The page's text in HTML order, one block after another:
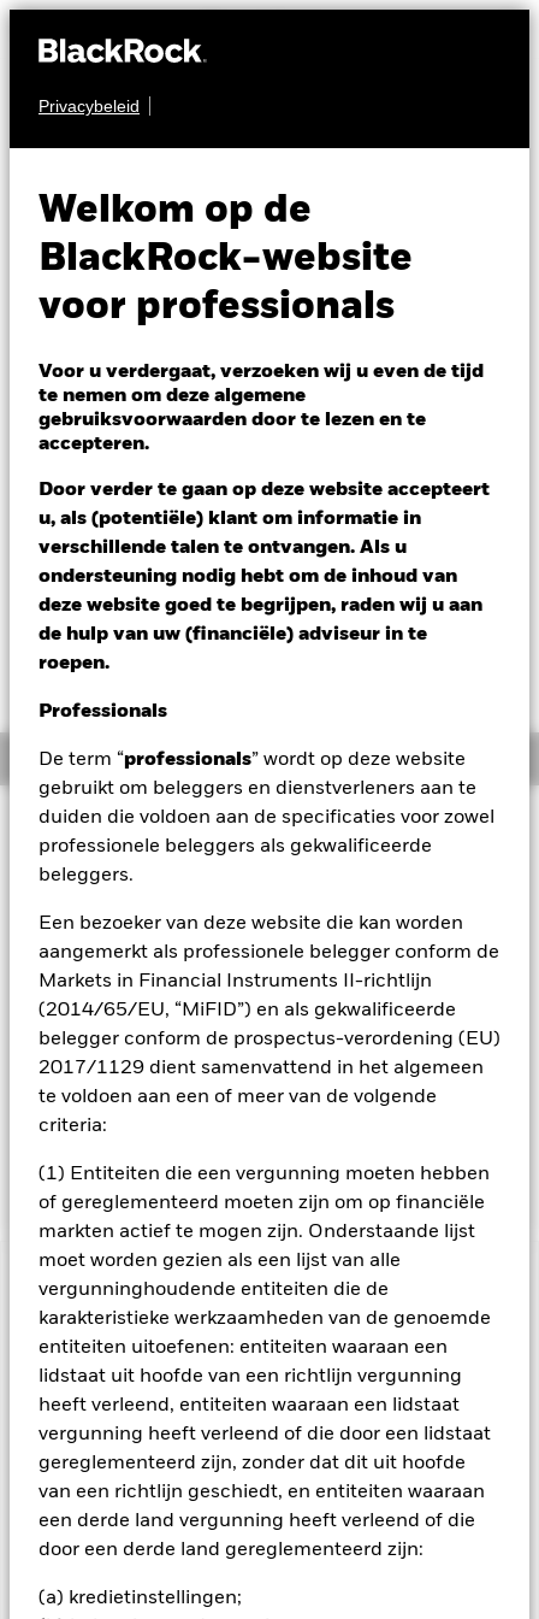
Privacybeleid
Welkom op de
BlackRock-website
voor professionals
Voor u verdergaat, verzoeken wij u even de tijd
te nemen om deze algemene
gebruiksvoorwaarden door te lezen en te
accepteren.
Door verder te gaan op deze website accepteert
u, als (potentiële) klant om informatie in
verschillende talen te ontvangen. Als u
ondersteuning nodig hebt om de inhoud van
deze website goed te begrijpen, raden wij u aan
de hulp van uw (financiële) adviseur in te
roepen.
Professionals
De term “professionals” wordt op deze website
gebruikt om beleggers en dienstverleners aan te
duiden die voldoen aan de specificaties voor zowel
professionele beleggers als gekwalificeerde
beleggers.
Een bezoeker van deze website die kan worden
aangemerkt als professionele belegger conform de
Markets in Financial Instruments II-richtlijn
(2014/65/EU, “MiFID”) en als gekwalificeerde
belegger conform de prospectus-verordening (EU)
2017/1129 dient samenvattend in het algemeen
te voldoen aan een of meer van de volgende
criteria:
(1) Entiteiten die een vergunning moeten hebben
of gereglementeerd moeten zijn om op financiële
markten actief te mogen zijn. Onderstaande lijst
moet worden gezien als een lijst van alle
vergunninghoudende entiteiten die de
karakteristieke werkzaamheden van de genoemde
entiteiten uitoefenen: entiteiten waaraan een
lidstaat uit hoofde van een richtlijn vergunning
heeft verleend, entiteiten waaraan een lidstaat
vergunning heeft verleend of die door een lidstaat
gereglementeerd zijn, zonder dat dit uit hoofde
van een richtlijn geschiedt, en entiteiten waaraan
een derde land vergunning heeft verleend of die
door een derde land gereglementeerd zijn:
(a) kredietinstellingen;
OBLIGATIES
Government Bond
Fund
USD 11,55
Variatie 52wk: 11,35 - 11,78
Verandering NAV 1 dag per 05/aug/2026
USD 0,01 (0,09%)
Morningstar Rating
Overzicht
Beleggingsdoel
Het Fonds streeft naar een maximaal rendement op uw
belegging door een combinatie van kapitaalgroei en
overeenstemming is met de principes van duurzaam
beleggen en een beleggingsbeleid dat rekening houdt met
criteria op het vlak van milieu, maatschappij en governance
(ESG). Het Fonds belegt wereldwijd minstens 70% van zijn
obligaties en geldmarktinstrumenten (d.w.z. schuldeffecten
met korte looptijden). De totale activa van het Fonds worden
belegd in overeenstemming met zijn ESG-beleid zoals
uiteengezet in het prospectus. Raadpleeg voor meer details
BlackRock op https://www.blackrock.com/baselinescreens
BELANGRIJKE GEGEVENS: Kapitaalrisico.De waarde en
het rendement van beleggingen kunnen dalen en stijgen, en
Het fonds belegt voor een groot deel in effecten die
betreffende valutakoersen zullen invloed hebben op de
waarde van de belegging. Het fonds belegt in vastrentende
waarden uitgegeven door ondernemingen waarbij vergeleken
met obligaties uitgegeven of gegarandeerd door overheden
een groter risico bestaat tot niet-nakoming door de
aan de onderneming en de opeisbare rentebetalingen. Het
fonds belegt in vastrentende waarden zoals ondernemings-